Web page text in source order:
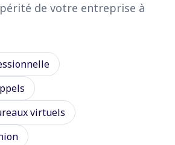
de votre entreprise à
virtuels